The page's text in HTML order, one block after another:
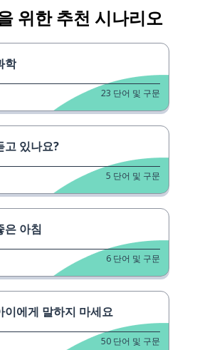
위한 추천 시나리오
학
23 단어 및 구문
고 있나요?
5 단어 및 구문
은 아침
6 단어 및 구문
이에게 말하지 마세요
50 단어 및 구문